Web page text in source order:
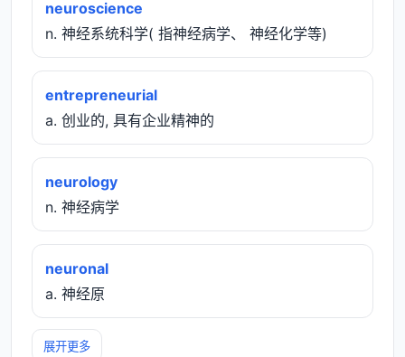
neuroscience
n. 神经系统科学( 指神经病学、 神经化学等)
entrepreneurial
a. 创业的, 具有企业精神的
neurology
n. 神经病学
neuronal
a. 神经原
展开更多